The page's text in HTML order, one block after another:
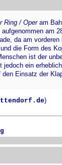
Ring / Operam
aufgenommen am
da am
die Form des
ist der
ein
Einsatz der
)